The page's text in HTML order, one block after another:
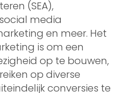
(SEA),
media
en meer. Het
is om een
op te bouwen,
op diverse
conversies te